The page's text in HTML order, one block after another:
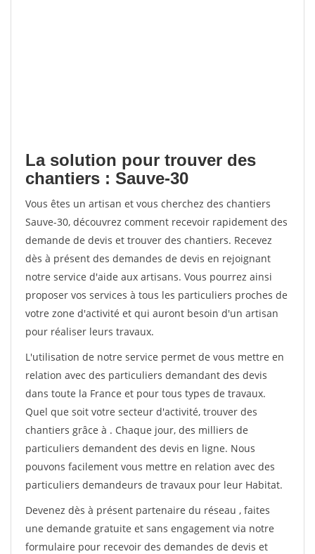
La solution pour trouver des
chantiers : Sauve-30
Vous êtes un artisan et vous cherchez des chantiers
Sauve-30, découvrez comment recevoir rapidement des
demande de devis et trouver des chantiers. Recevez
dès à présent des demandes de devis en rejoignant
notre service d'aide aux artisans. Vous pourrez ainsi
proposer vos services à tous les particuliers proches de
votre zone d'activité et qui auront besoin d'un artisan
pour réaliser leurs travaux.
L'utilisation de notre service permet de vous mettre en
relation avec des particuliers demandant des devis
dans toute la France et pour tous types de travaux.
Quel que soit votre secteur d'activité, trouver des
chantiers grâce à . Chaque jour, des milliers de
particuliers demandent des devis en ligne. Nous
pouvons facilement vous mettre en relation avec des
particuliers demandeurs de travaux pour leur Habitat.
Devenez dès à présent partenaire du réseau , faites
une demande gratuite et sans engagement via notre
formulaire pour recevoir des demandes de devis et